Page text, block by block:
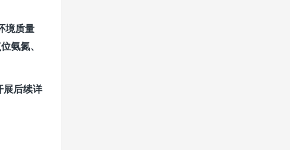
境质量
氨氮、
展后续详